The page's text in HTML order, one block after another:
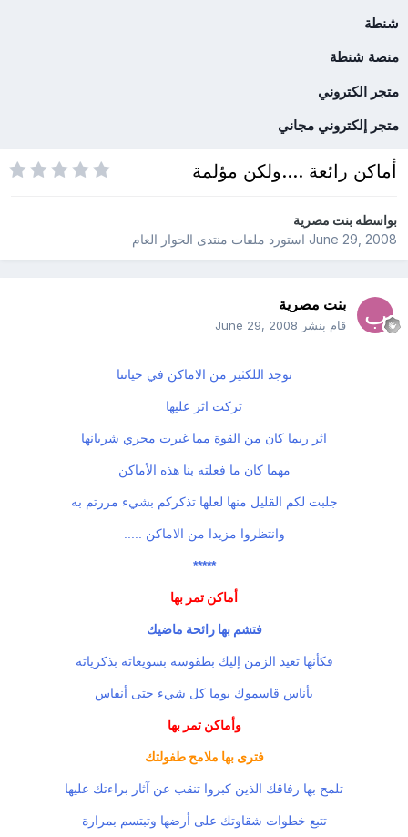
شنطة
منصة شنطة
متجر الكتروني
متجر إلكتروني مجاني
أماكن رائعة ....ولكن مؤلمة
بواسطهبنت مصرية
June 29, 2008استورد ملفات منتدى الحوار العام
بنت مصرية
قام بنشر June 29, 2008
توجد اللكثير من الاماكن في حياتنا
تركت اثر عليها
اثر ربما كان من القوة مما غيرت مجري شريانها
مهما كان ما فعلته بنا هذه الأماكن
جلبت لكم القليل منها لعلها تذكركم بشيء مررتم به
وانتظروا مزيدا من الاماكن .....
*****
أماكن تمر بها
فتشم بها رائحة ماضيك
فكأنها تعيد الزمن إليك بطقوسه بسويعاته بذكرياته
بأناس قاسموك يوما كل شيء حتى أنفاس
وأماكن تمر بها
فترى بها ملامح طفولتك
تلمح بها رفاقك الذين كبروا تنقب عن آثار براءتك عليها
تتبع خطوات شقاوتك على أرضها وتبتسم بمرارة